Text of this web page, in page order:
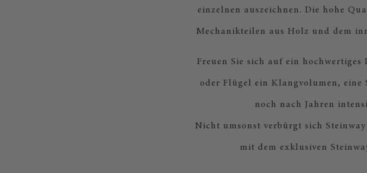
einzelnen auszeichnen. Die hohe
Mechanikteilen aus Holz und dem
Freuen Sie sich auf ein
oder Flügel ein Klangvolumen,
noch nach Jahren
Nicht umsonst verbürgt sich
mit dem exklusiven